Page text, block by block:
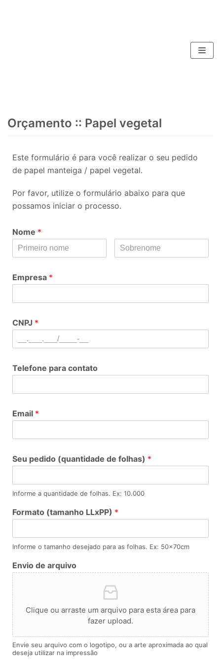
Orçamento :: Papel vegetal
Este formulário é para você realizar o seu pedido
de papel manteiga / papel vegetal.
Por favor, utilize o formulário abaixo para que
possamos iniciar o processo.
Nome *
Empresa *
CNPJ *
Telefone para contato
Email *
Seu pedido (quantidade de folhas) *
Informe a quantidade de folhas. Ex: 10.000
Formato (tamanho LLxPP) *
Informe o tamanho desejado para as folhas. Ex: 50x70cm
Envio de arquivo
Clique ou arraste um arquivo para esta área para
fazer upload.
Envie seu arquivo com o logotipo, ou a arte aproximada ao qual
deseja utilizar na impressão